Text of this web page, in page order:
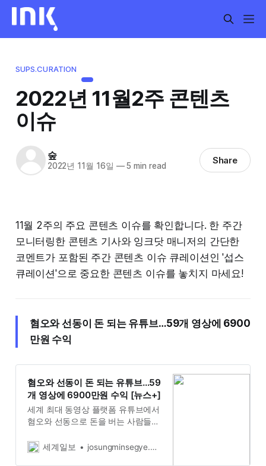
SUPS.CURATION
2022년 11월2주 콘텐츠
이슈
숲
2022년 11월 16일 —5 min read Share
11월 2주의 주요 콘텐츠 이슈를 확인합니다. 한 주간
모니터링한 콘텐츠 기사와 잉크닷 매니저의 간단한
코멘트가 포함된 주간 콘텐츠 이슈 큐레이션인 '섭스
큐레이션'으로 중요한 콘텐츠 이슈를 놓치지 마세요!
혐오와 선동이 돈 되는 유튜브…59개 영상에 6900
만원 수익
혐오와 선동이 돈 되는 유튜브…59
개 영상에 6900만원 수익 [뉴스+]
세계 최대 동영상 플랫폼 유튜브에서
혐오와 선동으로 돈을 버는 사람들이
이 여성·소수자 집단을 향한 혐오, 차
세계일보 josungminsegye.com 조성민